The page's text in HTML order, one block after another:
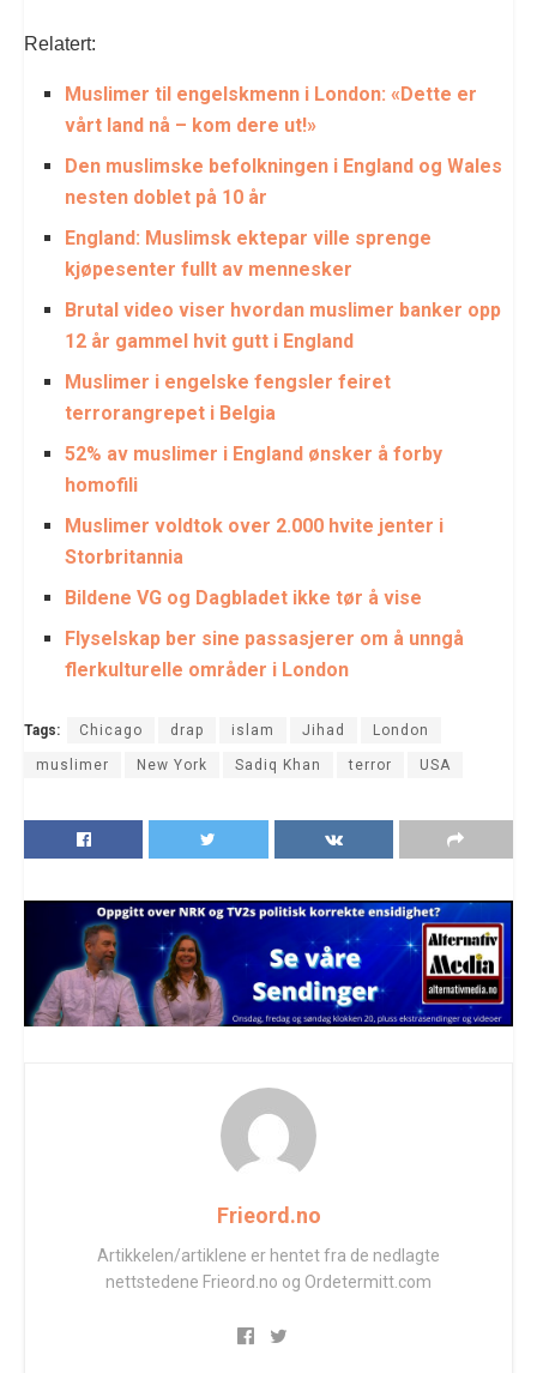
Relatert:
Muslimer til engelskmenn i London: «Dette er
vårt land nå – kom dere ut!»
Den muslimske befolkningen i England og Wales
nesten doblet på 10 år
England: Muslimsk ektepar ville sprenge
kjøpesenter fullt av mennesker
Brutal video viser hvordan muslimer banker opp
12 år gammel hvit gutt i England
Muslimer i engelske fengsler feiret
terrorangrepet i Belgia
52% av muslimer i England ønsker å forby
homofili
Muslimer voldtok over 2.000 hvite jenter i
Storbritannia
Bildene VG og Dagbladet ikke tør å vise
Flyselskap ber sine passasjerer om å unngå
flerkulturelle områder i London
Tags: Chicago drap islam Jihad London
muslimer New York Sadiq Khan terror USA
Frieord.no
Artikkelen/artiklene er hentet fra de nedlagte
nettstedene Frieord.no og Ordetermitt.com